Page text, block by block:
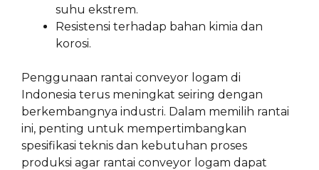
suhu ekstrem.
Resistensi terhadap bahan kimia dan
korosi.
Penggunaan rantai conveyor logam di
Indonesia terus meningkat seiring dengan
berkembangnya industri. Dalam memilih rantai
ini, penting untuk mempertimbangkan
spesifikasi teknis dan kebutuhan proses
produksi agar rantai conveyor logam dapat